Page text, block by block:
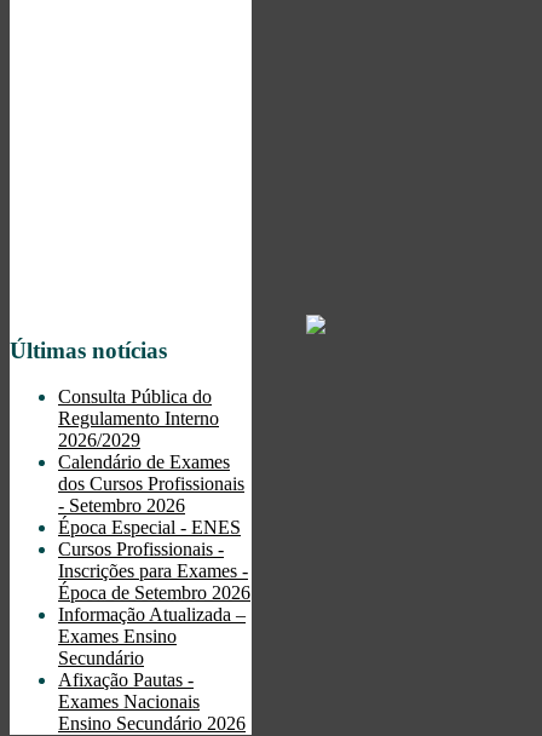
Últimas notícias
Consulta Pública do
Regulamento Interno
2026/2029
Calendário de Exames
dos Cursos Profissionais
- Setembro 2026
Época Especial - ENES
Cursos Profissionais -
Inscrições para Exames -
Época de Setembro 2026
Informação Atualizada –
Exames Ensino
Secundário
Afixação Pautas -
Exames Nacionais
Ensino Secundário 2026